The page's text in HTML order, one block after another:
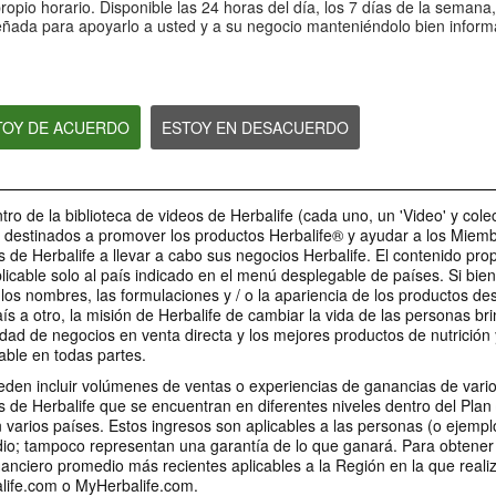
horario. Disponible las 24 horas del día, los 7 días de la
para apoyarlo a usted y a su negocio manteniéndolo bien
DE ACUERDO ESTOY EN DESACUERDO
de la biblioteca de videos de Herbalife (cada uno, un 'Video' y
a promover los productos Herbalife® y ayudar a los
de Herbalife a llevar a cabo sus negocios Herbalife. El contenido
solo al país indicado en el menú desplegable de países. Si
nombres, las formulaciones y / o la apariencia de los productos
a otro, la misión de Herbalife de cambiar la vida de las personas
de negocios en venta directa y los mejores productos de nutrición
en todas partes.
incluir volúmenes de ventas o experiencias de ganancias de
de Herbalife que se encuentran en diferentes niveles dentro del
países. Estos ingresos son aplicables a las personas (o
tampoco representan una garantía de lo que ganará. Para
promedio más recientes aplicables a la Región en la que
o MyHerbalife.com.
¿Cómo cuidar tu piel con
Herbalife® SKIN?
Nutrientes que apoyan al
Sistema inmunológico
Siente más
controla tu
La importancia del sodio en
nuestro cuerpo con Marien
Garza
La importancia del sodio en
nuestro cuerpo
Conoce el nuevo
Thermojetics durazno-
mango con Dra. Rocío
Medina
Conoce el nuevo Thermojetics
durazno-mango
¿Cómo preparar
Fórmula 1
Cream?
2:18
Ingredientes Herbalife
Nutrition F1
Ingredientes que componen
Herbalife Nutrition F1
RECETAS
0:55
Receta Orange Rush -
Video para redes sociales
Acompaña un día muy activo con
esta refrescante receta.
1:09
Receta Iceberg - Video
para redes sociales
¿Ya experimentaste la frescura
de un iceberg?
Receta Ocean
para redes
Dale un impulso a tu
esta refrescante